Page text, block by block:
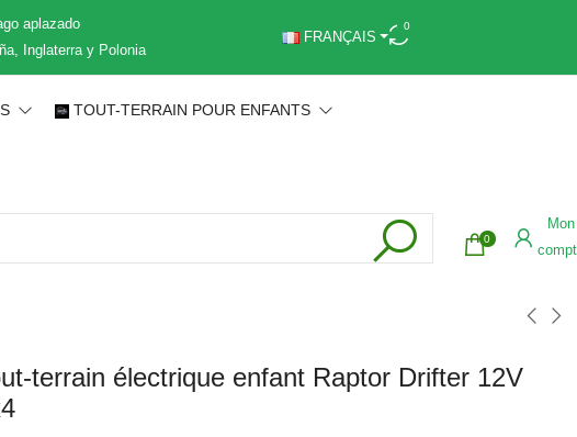
aplazado
Inglaterra y Polonia
FRANÇAIS
0
TOUT-TERRAIN POUR ENFANTS
0
Mon
terrain électrique enfant Raptor Drifter 12V